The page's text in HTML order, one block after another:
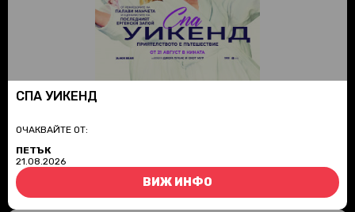
СПА УИКЕНД
ОЧАКВАЙТЕ ОТ:
ПЕТЪК
21.08.2026
ВИЖ ИНФО